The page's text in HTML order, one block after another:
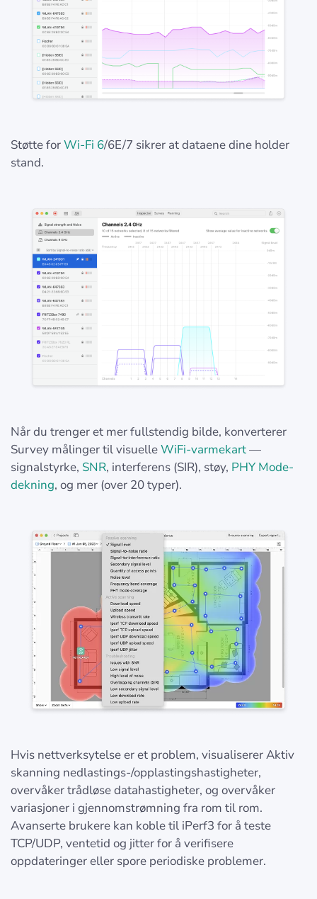
Støtte forWi-Fi 6/6E/7 sikrer at dataene dine holder
stand.
Når du trenger et mer fullstendig bilde, konverterer
Survey målinger til visuelleWiFi-varmekart—
signalstyrke, SNR, interferens (SIR), støy, PHY Mode-
dekning, og mer (over 20 typer).
Hvis nettverksytelse er et problem, visualiserer Aktiv
skanning nedlastings-/opplastingshastigheter,
overvåker trådløse datahastigheter, og overvåker
variasjoner i gjennomstrømning fra rom til rom.
Avanserte brukere kan koble til iPerf3 for å teste
TCP/UDP, ventetid og jitter for å verifisere
oppdateringer eller spore periodiske problemer.